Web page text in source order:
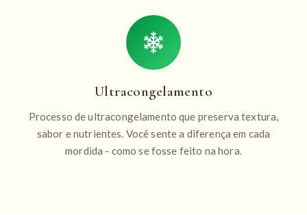
Ultracongelamento
Processo de ultracongelamento que preserva textura,
sabor e nutrientes. Você sente a diferença em cada
mordida - como se fosse feito na hora.